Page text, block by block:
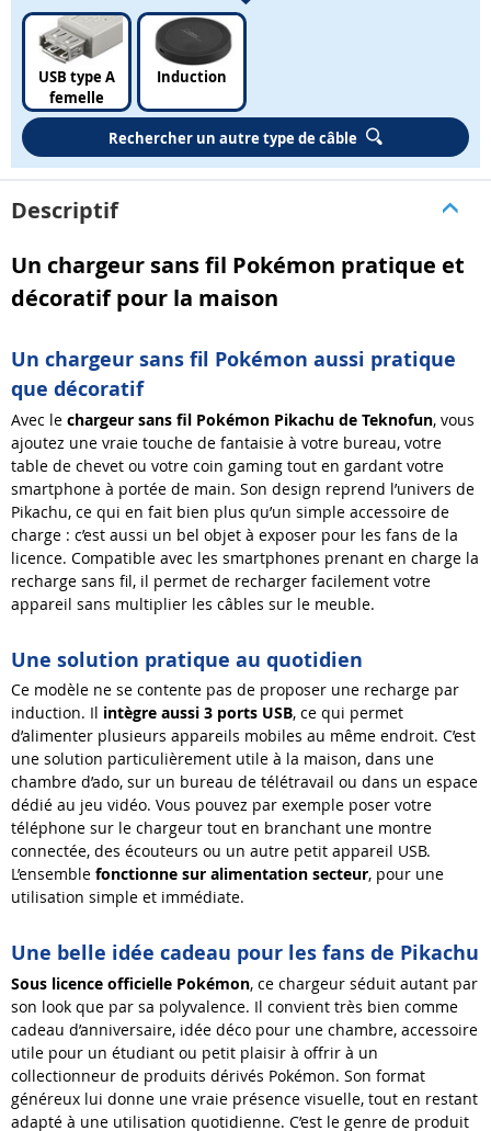
USB type A
femelle
Induction
Rechercher un autre type de câble
Descriptif
Un chargeur sans fil Pokémon pratique et
décoratif pour la maison
Un chargeur sans fil Pokémon aussi pratique
que décoratif
Avec le chargeur sans fil Pokémon Pikachu de Teknofun, vous
ajoutez une vraie touche de fantaisie à votre bureau, votre
table de chevet ou votre coin gaming tout en gardant votre
smartphone à portée de main. Son design reprend l’univers de
Pikachu, ce qui en fait bien plus qu’un simple accessoire de
charge : c’est aussi un bel objet à exposer pour les fans de la
licence. Compatible avec les smartphones prenant en charge la
recharge sans fil, il permet de recharger facilement votre
appareil sans multiplier les câbles sur le meuble.
Une solution pratique au quotidien
Ce modèle ne se contente pas de proposer une recharge par
induction. Il intègre aussi 3 ports USB, ce qui permet
d’alimenter plusieurs appareils mobiles au même endroit. C’est
une solution particulièrement utile à la maison, dans une
chambre d’ado, sur un bureau de télétravail ou dans un espace
dédié au jeu vidéo. Vous pouvez par exemple poser votre
téléphone sur le chargeur tout en branchant une montre
connectée, des écouteurs ou un autre petit appareil USB.
L’ensemble fonctionne sur alimentation secteur, pour une
utilisation simple et immédiate.
Une belle idée cadeau pour les fans de Pikachu
Sous licence officielle Pokémon, ce chargeur séduit autant par
son look que par sa polyvalence. Il convient très bien comme
cadeau d’anniversaire, idée déco pour une chambre, accessoire
utile pour un étudiant ou petit plaisir à offrir à un
collectionneur de produits dérivés Pokémon. Son format
généreux lui donne une vraie présence visuelle, tout en restant
adapté à une utilisation quotidienne. C’est le genre de produit